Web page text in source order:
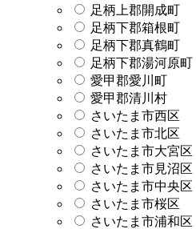
足柄上郡開成町
足柄下郡箱根町
足柄下郡真鶴町
足柄下郡湯河原町
愛甲郡愛川町
愛甲郡清川村
さいたま市西区
さいたま市北区
さいたま市大宮区
さいたま市見沼区
さいたま市中央区
さいたま市桜区
さいたま市浦和区